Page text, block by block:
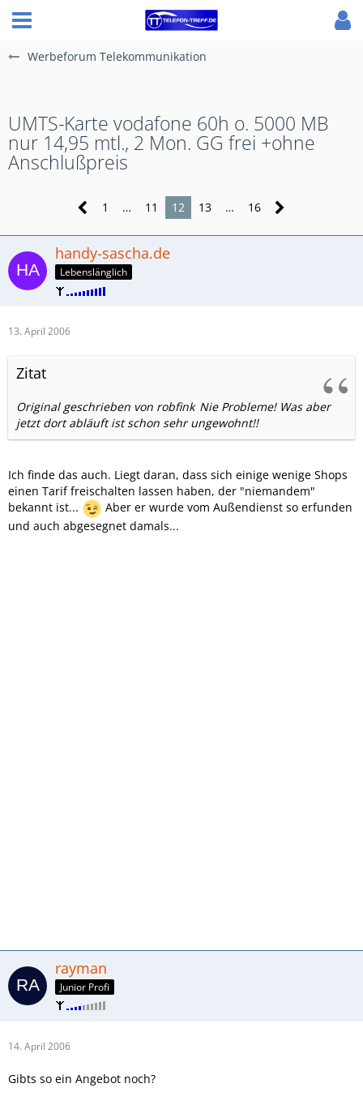
Werbeforum Telekommunikation
UMTS-Karte vodafone 60h o. 5000 MB
nur 14,95 mtl., 2 Mon. GG frei +ohne
Anschlußpreis
1 … 11 12 13 … 16
handy-sascha.de
Lebenslänglich
13. April 2006
Zitat
Original geschrieben von robfink Nie Probleme! Was aber
jetzt dort abläuft ist schon sehr ungewohnt!!
Ich finde das auch. Liegt daran, dass sich einige wenige Shops
einen Tarif freischalten lassen haben, der "niemandem"
bekannt ist...
Aber er wurde vom Außendienst so erfunden
und auch abgesegnet damals...
rayman
Junior Profi
14. April 2006
Gibts so ein Angebot noch?